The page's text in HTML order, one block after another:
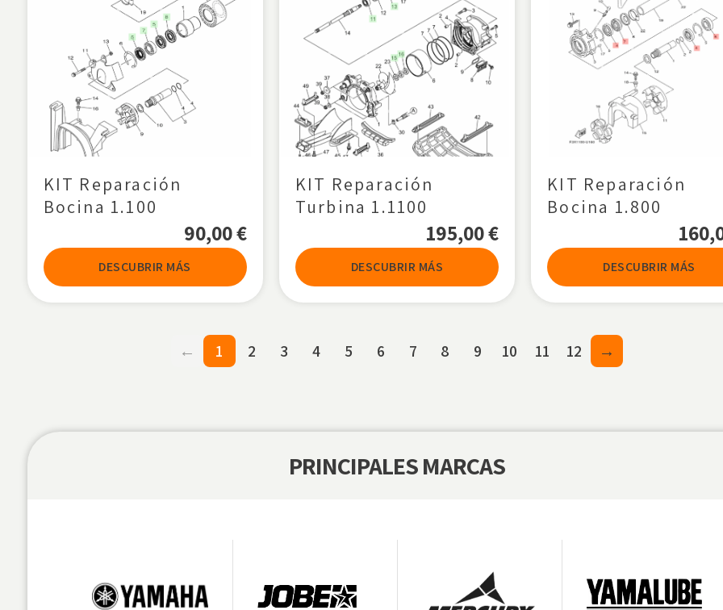
KIT Reparación
Bocina 1.100
90,00€
DESCUBRIR MÁS
KIT Reparación
Turbina 1.1100
195,00€
DESCUBRIR MÁS
KIT Reparación
Bocina 1.800
DESCUBRIR MÁS
← 1 2 3 4 5 6 7 8 9 10 11 12 →
PRINCIPALES MARCAS